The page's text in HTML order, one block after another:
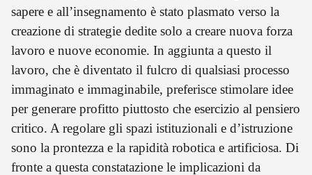
sapere e all’insegnamento è stato plasmato verso la
creazione di strategie dedite solo a creare nuova forza
lavoro e nuove economie. In aggiunta a questo il
lavoro, che è diventato il fulcro di qualsiasi processo
immaginato e immaginabile, preferisce stimolare idee
per generare profitto piuttosto che esercizio al pensiero
critico. A regolare gli spazi istituzionali e d’istruzione
sono la prontezza e la rapidità robotica e artificiosa. Di
fronte a questa constatazione le implicazioni da